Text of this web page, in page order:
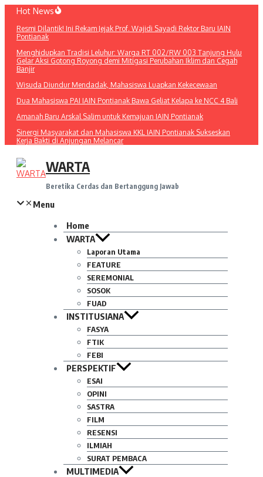
Lewati
konten
Hot News
Resmi Dilantik! Ini Rekam Jejak Prof. Wajidi Sayadi Rektor Baru IAIN
Pontianak
Menghidupkan Tradisi Leluhur: Warga RT 002/RW 003 Tanjung Hulu
Gelar Aksi Gotong Royong demi Mitigasi Perubahan Iklim dan Cegah
Banjir
Wisuda Diundur Mendadak, Mahasiswa Luapkan Kekecewaan
Dua Mahasiswa PAI IAIN Pontianak Bawa Geliat Kelapa ke NCC 4 Bali
Amanah Baru Arskal Salim untuk Kemajuan IAIN Pontianak
Sinergi Masyarakat dan Mahasiswa KKL IAIN Pontianak Sukseskan
Kerja Bakti di Anjungan Melancar
WARTA
Beretika Cerdas dan Bertanggung Jawab
Menu
Home
WARTA
Laporan Utama
FEATURE
SEREMONIAL
SOSOK
FUAD
INSTITUSIANA
FASYA
FTIK
FEBI
PERSPEKTIF
ESAI
OPINI
SASTRA
FILM
RESENSI
ILMIAH
SURAT PEMBACA
MULTIMEDIA